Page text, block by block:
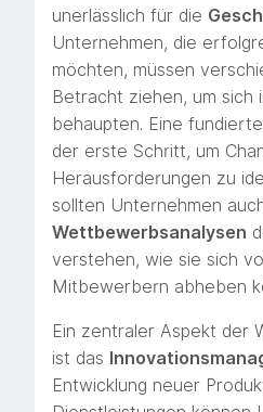
unerlässlich für die
Unternehmen, die
möchten, müssen
Betracht ziehen, um sich
behaupten. Eine fundierte
der erste Schritt, um
Herausforderungen zu
sollten Unternehmen
Wettbewerbsanalysen
verstehen, wie sie sich
Mitbewerbern abheben
Ein zentraler Aspekt der
ist das
Entwicklung neuer